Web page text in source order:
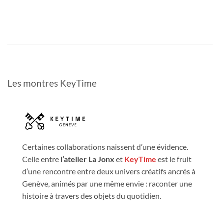
Les montres KeyTime
Certaines collaborations naissent d’une évidence.
Celle entre l’atelier La Jonx et KeyTime est le fruit
d’une rencontre entre deux univers créatifs ancrés à
Genève, animés par une même envie : raconter une
histoire à travers des objets du quotidien.